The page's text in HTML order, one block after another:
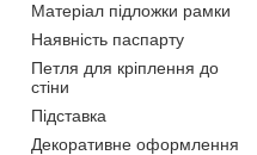
Матеріал підложки рамки
Наявність паспарту
Петля для кріплення до
стіни
Підставка
Декоративне оформлення